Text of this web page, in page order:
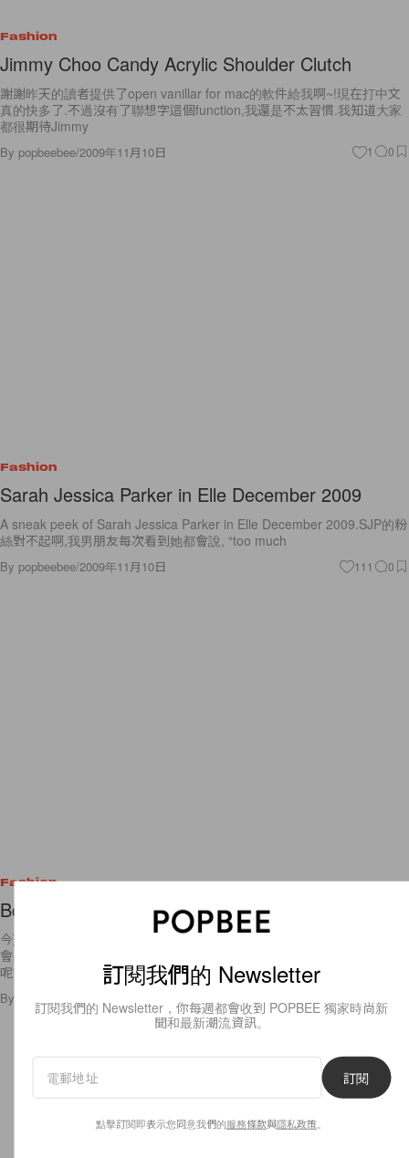
Fashion
Jimmy Choo Candy Acrylic Shoulder Clutch
謝謝昨天的讀者提供了open vanillar for mac的軟件給我啊~!現在打中文
真的快多了.不過沒有了聯想字這個function,我還是不太習慣.我知道大家
都很期待Jimmy
By popbeebee/2009年11月10日 1 0
Fashion
Sarah Jessica Parker in Elle December 2009
A sneak peek of Sarah Jessica Parker in Elle December 2009.SJP的粉
絲對不起啊,我男朋友每次看到她都會說, “too much
By popbeebee/2009年11月10日 111 0
Fashion
Bottega Veneta Agenda
今天不會更新很多,因為我好像生病了.應該是受了男朋友的傳染,等一下就
會去看醫生了~!Anyways,新的一年,大家是不是也開始要買新的agenda了
呢?我已經買了!是價值三十元的鬆弛熊agen
By popbeebee /
訂閱我們的 Newsletter
訂閱我們的 Newsletter，你每週都會收到 POPBEE 獨家時尚新
聞和最新潮流資訊。
訂閱
點擊訂閱即表示您同意我們的服務條款與隱私政策